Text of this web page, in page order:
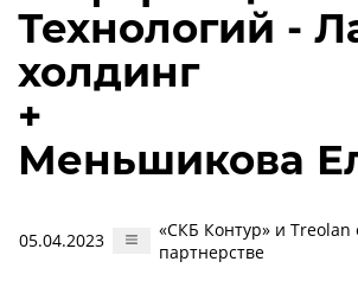
Технологий -
холдинг
+
Меньшикова
05.04.2023
«СКБ Контур» и Treolan
партнерстве